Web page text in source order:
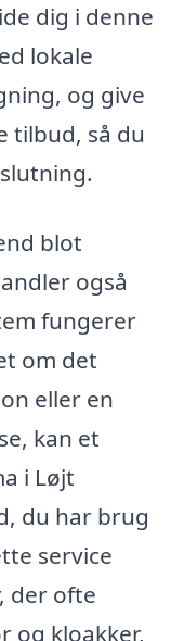
dig i denne
lokale
og give
tilbud, så du
blot
også
fungerer
om det
eller en
kan et
i Løjt
du har brug
service
der ofte
og kloakker,